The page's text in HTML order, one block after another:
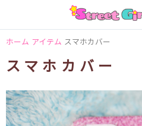
ホーム アイテム スマホカバー
スマホカバー